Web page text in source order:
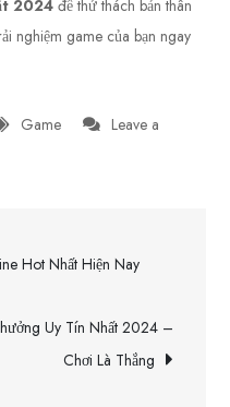
2024 để thử thách bản thân
nghiệm game của bạn ngay
Game
Leave a
Hot Nhất Hiện Nay
Uy Tín Nhất 2024 –
Chơi Là Thắng